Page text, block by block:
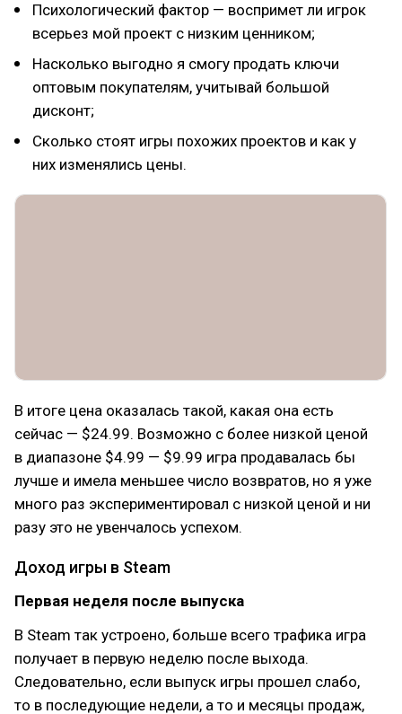
Психологический фактор — воспримет ли игрок
всерьез мой проект с низким ценником;
Насколько выгодно я смогу продать ключи
оптовым покупателям, учитывай большой
дисконт;
Сколько стоят игры похожих проектов и как у
них изменялись цены.
В итоге цена оказалась такой, какая она есть
сейчас — $24.99. Возможно с более низкой ценой
в диапазоне $4.99 — $9.99 игра продавалась бы
лучше и имела меньшее число возвратов, но я уже
много раз экспериментировал с низкой ценой и ни
разу это не увенчалось успехом.
Доход игры в Steam
Первая неделя после выпуска
В Steam так устроено, больше всего трафика игра
получает в первую неделю после выхода.
Следовательно, если выпуск игры прошел слабо,
то в последующие недели, а то и месяцы продаж,